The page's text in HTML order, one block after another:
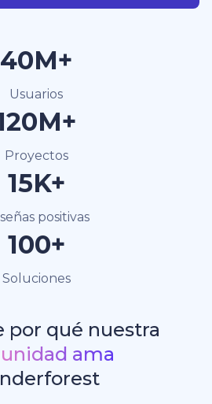
40M+
Usuarios
Proyectos
15K+
positivas
100+
Soluciones
por qué nuestra
ama